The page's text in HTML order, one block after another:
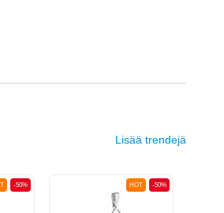
Lisää trendejä
-50% -50%
HOT